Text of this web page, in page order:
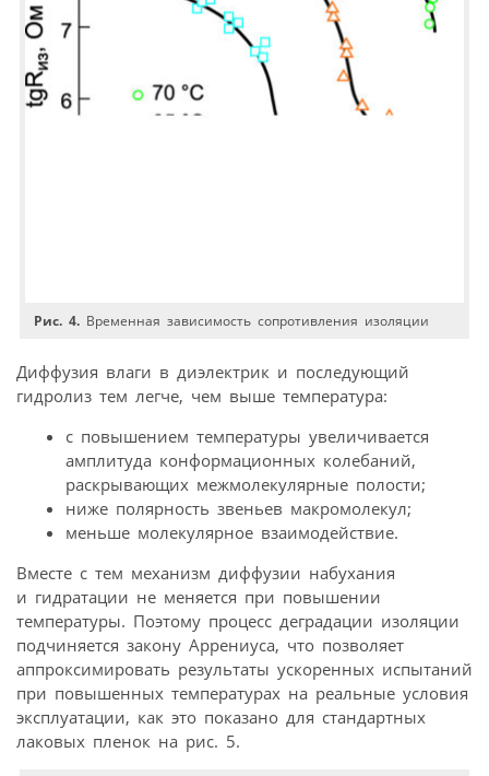
Рис. 4. Временная зависимость сопротивления изоляции
Диффузия влаги в диэлектрик и последующий
гидролиз тем легче, чем выше температура:
с повышением температуры увеличивается
амплитуда конформационных колебаний,
раскрывающих межмолекулярные полости;
ниже полярность звеньев макромолекул;
меньше молекулярное взаимодействие.
Вместе с тем механизм диффузии набухания
и гидратации не меняется при повышении
температуры. Поэтому процесс деградации изоляции
подчиняется закону Аррениуса, что позволяет
аппроксимировать результаты ускоренных испытаний
при повышенных температурах на реальные условия
эксплуатации, как это показано для стандартных
лаковых пленок на рис. 5.